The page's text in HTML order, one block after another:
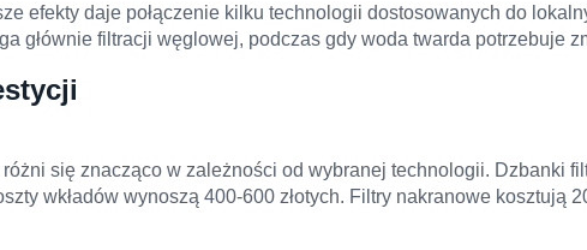
efekty daje połączenie kilku technologii dostosowanych do
głównie filtracji węglowej, podczas gdy woda twarda potrzebuje
się znacząco w zależności od wybranej technologii. Dzbanki
wkładów wynoszą 400-600 złotych. Filtry nakranowe kosztują